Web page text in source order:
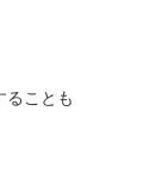
ることも